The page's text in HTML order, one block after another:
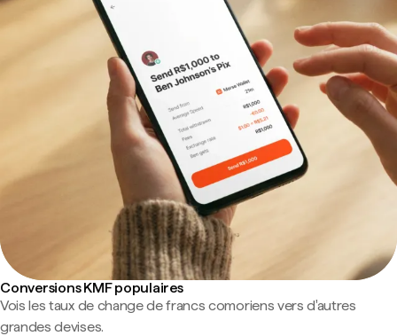
Conversions KMF populaires
Vois les taux de change de francs comoriens vers d'autres
grandes devises.